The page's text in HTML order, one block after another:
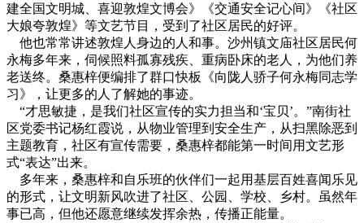
建全国文明城、喜迎敦煌文博会》《交通安全记心间》《社区
大娘夸敦煌》等文艺节目，受到了社区居民的好评。
他也常常讲述敦煌人身边的人和事。沙州镇文庙社区居民何
永梅多年来，伺候照料孤寡残疾、重病卧床的老人，为他们养
老送终。桑惠梓便编排了群口快板《向陇人骄子何永梅同志学
习》，让更多的人了解她的事迹。
“才思敏捷，是我们社区宣传的实力担当和‘宝贝’。”南街社
区党委书记杨红霞说，从物业管理到安全生产，从扫黑除恶到
主题教育，社区有宣传需要，桑惠梓都能第一时间用文艺形
式“表达”出来。
多年来，桑惠梓和自乐班的伙伴们一起用基层百姓喜闻乐见
的形式，让文明新风吹进了社区、公园、学校、乡村。虽然年
事已高，但他还愿意继续发挥余热，传播正能量。